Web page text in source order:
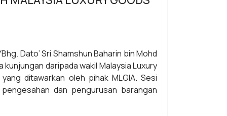
Dato’ Sri Shamshun Baharin bin Mohd
daripada wakil Malaysia Luxury
ditawarkan oleh pihak MLGIA. Sesi
dan pengurusan barangan